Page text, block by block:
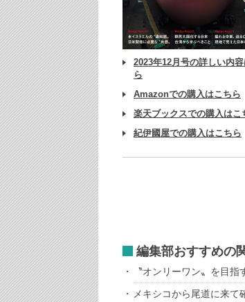
2023年12月号の詳しい内
ら
Amazonでの購入はこちら
楽天ブックスでの購入はこ
紀伊國屋での購入はこちら
編集部おすすめの
〝オンリーワン〟を目
メキシコから尾道に来て